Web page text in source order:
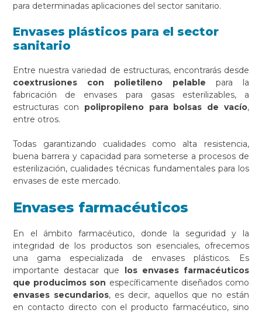
para determinadas aplicaciones del sector sanitario.
Envases plásticos para el sector
sanitario
Entre nuestra variedad de estructuras, encontrarás desde
coextrusiones con polietileno pelable para la
fabricación de envases para gasas esterilizables, a
estructuras con polipropileno para bolsas de vacío,
entre otros.
Todas garantizando cualidades como alta resistencia,
buena barrera y capacidad para someterse a procesos de
esterilización, cualidades técnicas fundamentales para los
envases de este mercado.
Envases farmacéuticos
En el ámbito farmacéutico, donde la seguridad y la
integridad de los productos son esenciales, ofrecemos
una gama especializada de envases plásticos. Es
importante destacar que los envases farmacéuticos
que producimos son específicamente diseñados como
envases secundarios, es decir, aquellos que no están
en contacto directo con el producto farmacéutico, sino